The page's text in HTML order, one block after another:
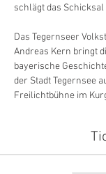
schlägt das
Das Tegernseer
Andreas Kern bringt
bayerische
der Stadt Tegernsee
Freilichtbühne im